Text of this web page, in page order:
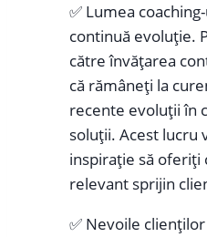
✅ Lumea
continuă evoluție.
către învățarea
că rămâneți la
recente evoluții în
soluții. Acest lucru
inspirație să oferiți
relevant sprijin
✅ Nevoile